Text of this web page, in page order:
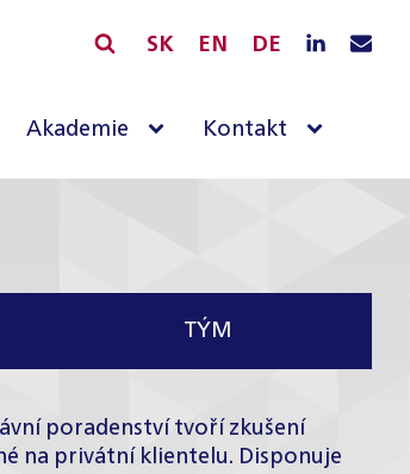
SK EN DE
Akademie Kontakt
TÝM
poradenství tvoří zkušení
na privátní klientelu. Disponuje